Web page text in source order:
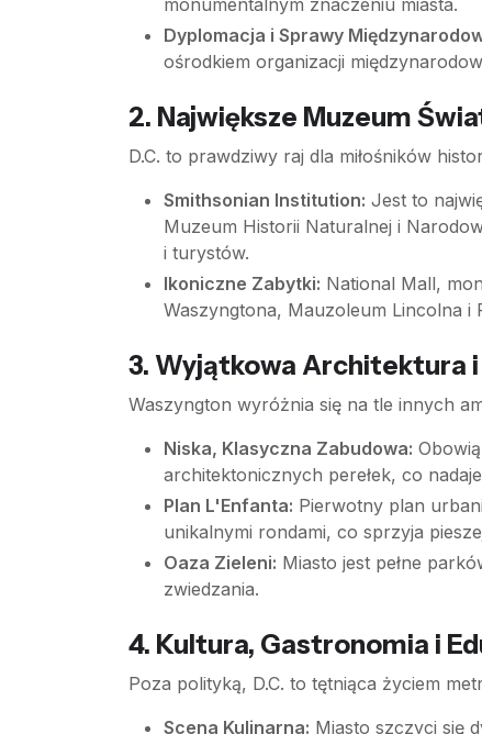
monumentalnym znaczeniu miasta.
Dyplomacja i Sprawy
ośrodkiem organizacji
2. Największe Muzeum
D.C. to prawdziwy raj dla miłośników
Smithsonian Institution: Jest to
Muzeum Historii Naturalnej i
i turystów.
Ikoniczne Zabytki: National Mall,
Waszyngtona, Mauzoleum Lincolna i
3. Wyjątkowa Architektura
Waszyngton wyróżnia się na tle innych
Niska, Klasyczna Zabudowa:
architektonicznych perełek, co
Plan L'Enfanta: Pierwotny plan
unikalnymi rondami, co sprzyja
Oaza Zieleni: Miasto jest pełne
zwiedzania.
4. Kultura, Gastronomia i
Poza polityką, D.C. to tętniąca życiem
Scena Kulinarna: Miasto szczyci się